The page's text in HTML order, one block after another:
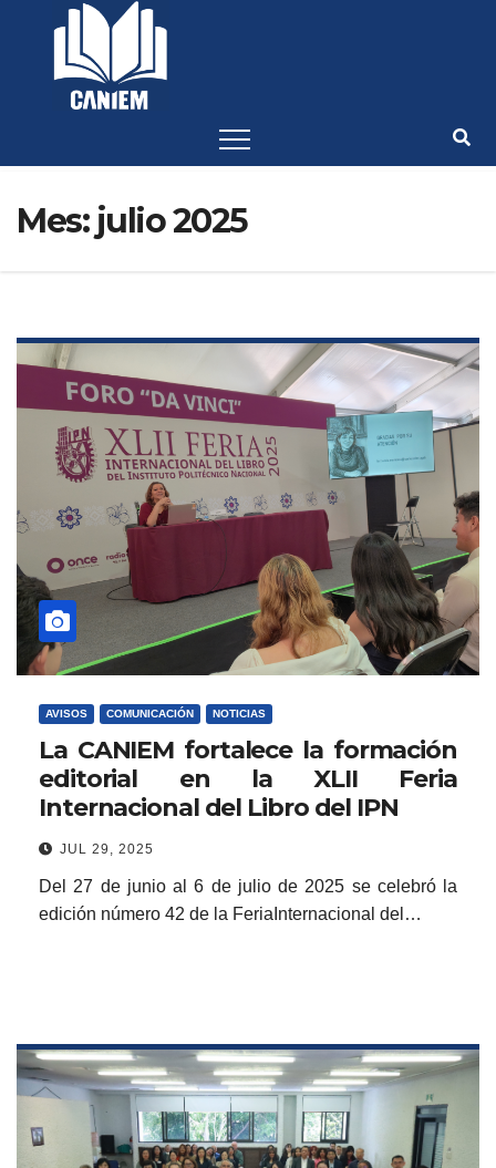
Mes: julio 2025
AVISOS COMUNICACIÓN NOTICIAS
La CANIEM fortalece la formación
editorial en la XLII Feria
Internacional del Libro del IPN
JUL 29, 2025
Del 27 de junio al 6 de julio de 2025 se celebró la
edición número 42 de la FeriaInternacional del…